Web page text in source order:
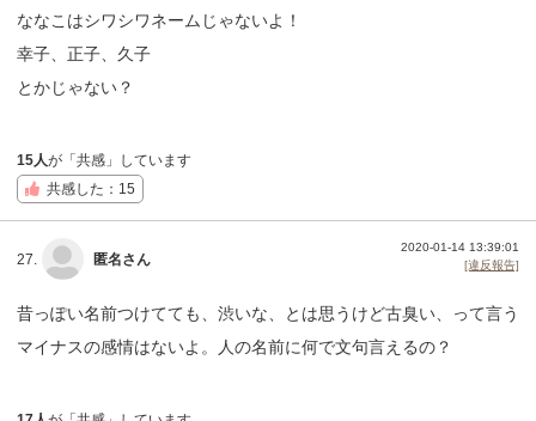
ななこはシワシワネームじゃないよ！
幸子、正子、久子
とかじゃない？
15人が「共感」しています
共感した：15
27. 匿名さん
2020-01-14 13:39:01
[違反報告]
昔っぽい名前つけてても、渋いな、とは思うけど古臭い、って言う
マイナスの感情はないよ。人の名前に何で文句言えるの？